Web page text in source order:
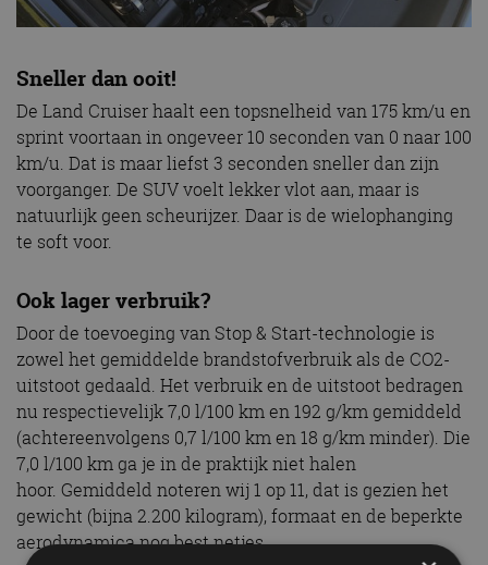
Sneller dan ooit!
De Land Cruiser haalt een topsnelheid van 175 km/u en
sprint voortaan in ongeveer 10 seconden van 0 naar 100
km/u. Dat is maar liefst 3 seconden sneller dan zijn
voorganger. De SUV voelt lekker vlot aan, maar is
natuurlijk geen scheurijzer. Daar is de wielophanging
te soft voor.
Ook lager verbruik?
Door de toevoeging van Stop & Start-technologie is
zowel het gemiddelde brandstofverbruik als de CO2-
uitstoot gedaald. Het verbruik en de uitstoot bedragen
nu respectievelijk 7,0 l/100 km en 192 g/km gemiddeld
(achtereenvolgens 0,7 l/100 km en 18 g/km minder). Die
7,0 l/100 km ga je in de praktijk niet halen
hoor. Gemiddeld noteren wij 1 op 11, dat is gezien het
gewicht (bijna 2.200 kilogram), formaat en de beperkte
aerodynamica nog best netjes.